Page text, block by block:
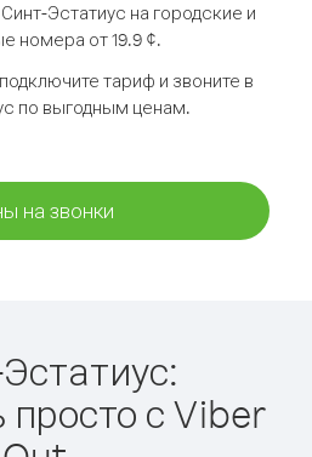
Эстатиус на городские и
номера от 19.9 ¢.
тариф и звоните в
по выгодным ценам.
на звонки
просто с Viber